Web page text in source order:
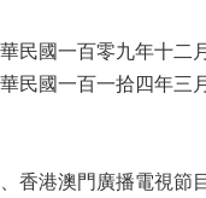
民國一百零九年十二
民國一百一拾四年三
香港澳門廣播電視節